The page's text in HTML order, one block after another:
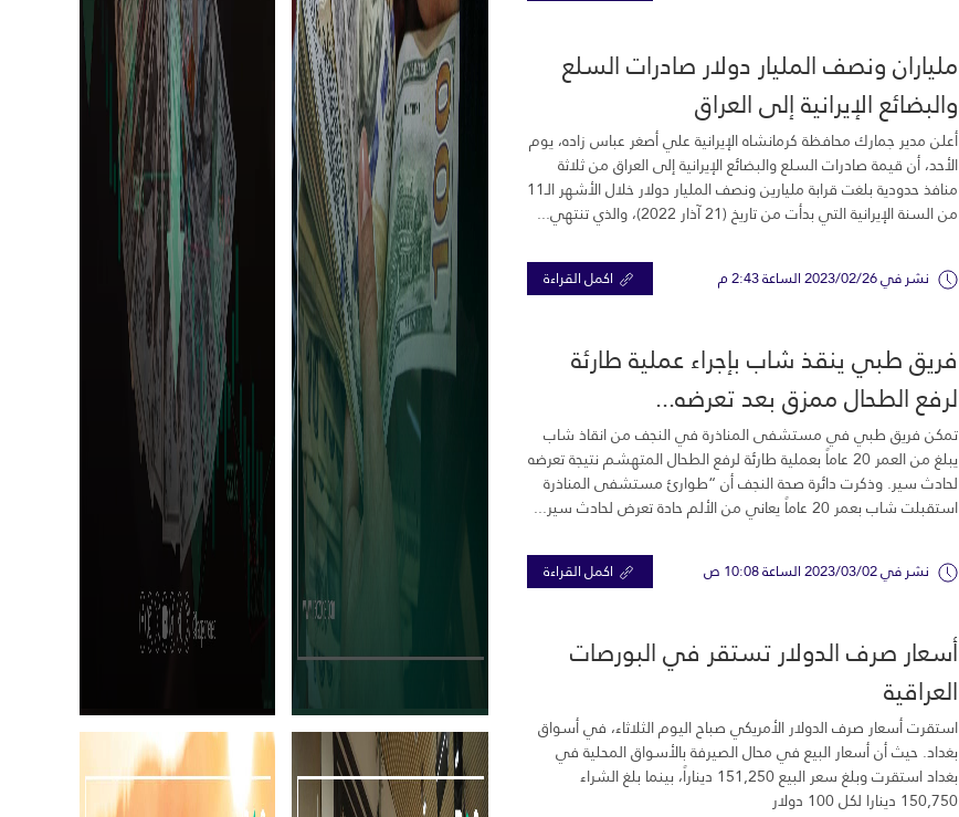
ملياران ونصف المليار دولار صادرات السلع
والبضائع الإيرانية إلى العراق
أعلن مدير جمارك محافظة كرمانشاه الإيرانية علي أصغر عباس زاده، يوم
الأحد، أن قيمة صادرات السلع والبضائع الإيرانية إلى العراق من ثلاثة
منافذ حدودية بلغت قرابة مليارين ونصف المليار دولار خلال الأشهر الـ11
من السنة الإيرانية التي بدأت من تاريخ (21 آذار 2022)، والذي تنتهي...
نشر في 2023/02/26 الساعة 2:43 م اكمل القراءة
فريق طبي ينقذ شاب بإجراء عملية طارئة
لرفع الطحال ممزق بعد تعرضه...
تمكن فريق طبي في مستشفى المناذرة في النجف من انقاذ شاب
يبلغ من العمر 20 عاماً بعملية طارئة لرفع الطحال المتهشم نتيجة تعرضه
لحادث سير. وذكرت دائرة صحة النجف أن “طوارئ مستشفى المناذرة
استقبلت شاب بعمر 20 عاماً يعاني من الألم حادة تعرض لحادث سير...
نشر في 2023/03/02 الساعة 10:08 ص اكمل القراءة
أسعار صرف الدولار تستقر في البورصات
العراقية
استقرت أسعار صرف الدولار الأمريكي صباح اليوم الثلاثاء، في أسواق
بغداد. حيث أن أسعار البيع في محال الصيرفة بالأسواق المحلية في
بغداد استقرت وبلغ سعر البيع 151,250 ديناراً، بينما بلغ الشراء
150,750 دينارا لكل 100 دولار